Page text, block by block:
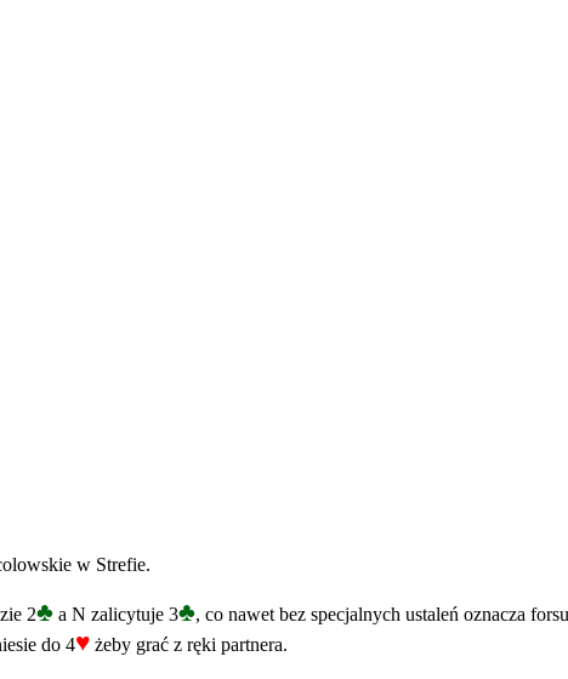
w Strefie.
2♣ a N zalicytuje 3♣, co nawet bez specjalnych ustaleń oznacza
do 4♥ żeby grać z ręki partnera.